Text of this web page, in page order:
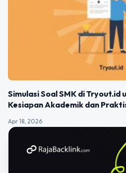
Simulasi Soal SMK di Tryout.id
Kesiapan Akademik dan
Apr 18, 2026